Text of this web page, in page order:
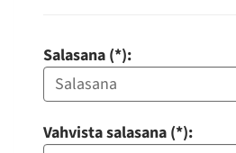
Salasana (*):
Vahvista salasana (*):